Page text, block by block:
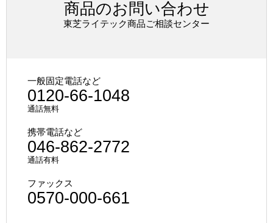
商品のお問い合わせ
東芝ライテック商品ご相談センター
一般固定電話など
0120-66-1048
通話無料
携帯電話など
046-862-2772
通話有料
ファックス
0570-000-661